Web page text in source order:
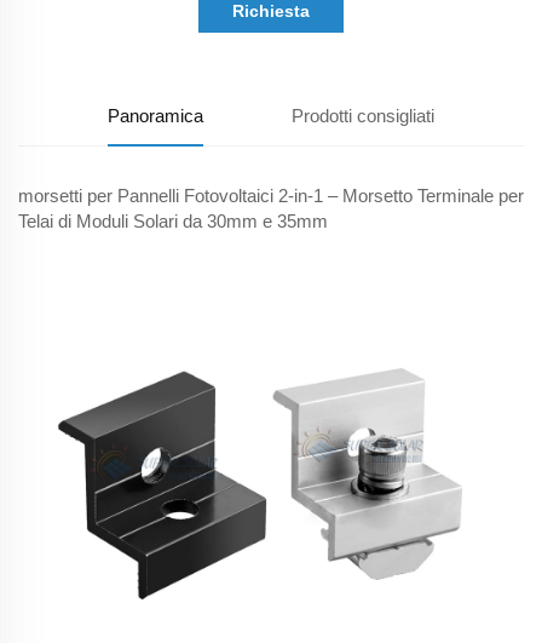
Richiesta
Panoramica Prodotti consigliati
morsetti per Pannelli Fotovoltaici 2-in-1 – Morsetto Terminale per
Telai di Moduli Solari da 30mm e 35mm